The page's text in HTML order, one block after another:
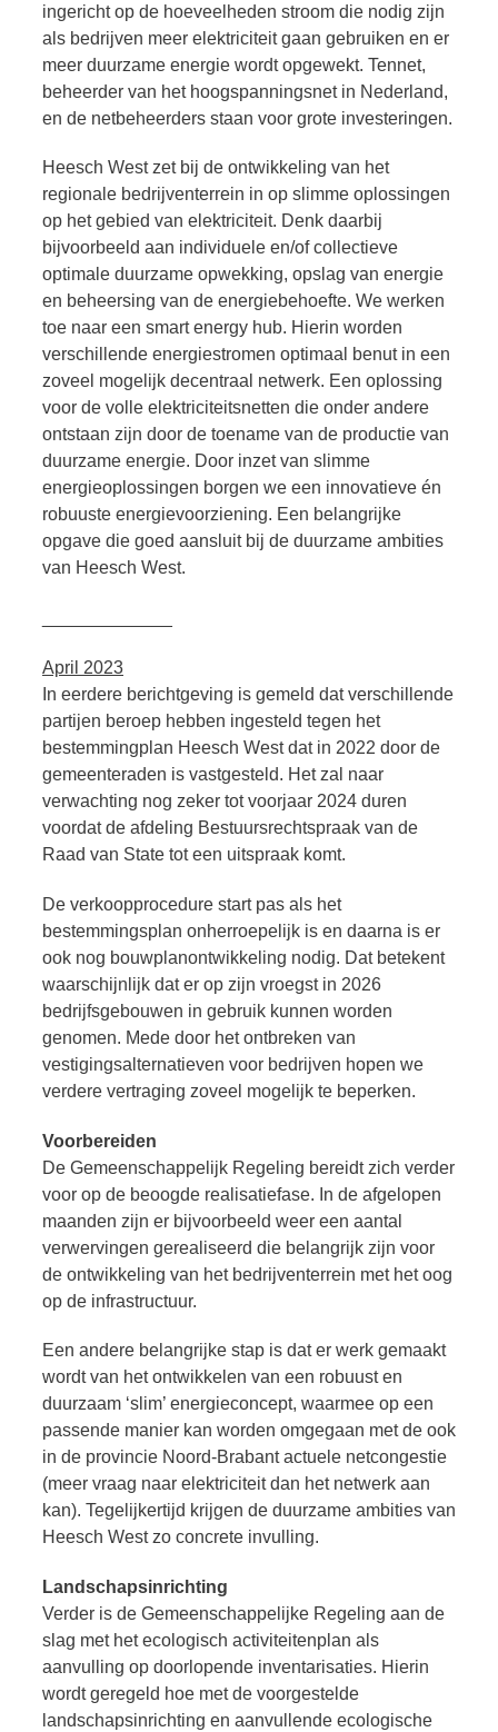
ingericht op de hoeveelheden stroom die nodig zijn
als bedrijven meer elektriciteit gaan gebruiken en er
meer duurzame energie wordt opgewekt. Tennet,
beheerder van het hoogspanningsnet in Nederland,
en de netbeheerders staan voor grote investeringen.
Heesch West zet bij de ontwikkeling van het
regionale bedrijventerrein in op slimme oplossingen
op het gebied van elektriciteit. Denk daarbij
bijvoorbeeld aan individuele en/of collectieve
optimale duurzame opwekking, opslag van energie
en beheersing van de energiebehoefte. We werken
toe naar een smart energy hub. Hierin worden
verschillende energiestromen optimaal benut in een
zoveel mogelijk decentraal netwerk. Een oplossing
voor de volle elektriciteitsnetten die onder andere
ontstaan zijn door de toename van de productie van
duurzame energie. Door inzet van slimme
energieoplossingen borgen we een innovatieve én
robuuste energievoorziening. Een belangrijke
opgave die goed aansluit bij de duurzame ambities
van Heesch West.
April 2023
In eerdere berichtgeving is gemeld dat verschillende
partijen beroep hebben ingesteld tegen het
bestemmingplan Heesch West dat in 2022 door de
gemeenteraden is vastgesteld. Het zal naar
verwachting nog zeker tot voorjaar 2024 duren
voordat de afdeling Bestuursrechtspraak van de
Raad van State tot een uitspraak komt.
De verkoopprocedure start pas als het
bestemmingsplan onherroepelijk is en daarna is er
ook nog bouwplanontwikkeling nodig. Dat betekent
waarschijnlijk dat er op zijn vroegst in 2026
bedrijfsgebouwen in gebruik kunnen worden
genomen. Mede door het ontbreken van
vestigingsalternatieven voor bedrijven hopen we
verdere vertraging zoveel mogelijk te beperken.
Voorbereiden
De Gemeenschappelijk Regeling bereidt zich verder
voor op de beoogde realisatiefase. In de afgelopen
maanden zijn er bijvoorbeeld weer een aantal
verwervingen gerealiseerd die belangrijk zijn voor
de ontwikkeling van het bedrijventerrein met het oog
op de infrastructuur.
Een andere belangrijke stap is dat er werk gemaakt
wordt van het ontwikkelen van een robuust en
duurzaam ‘slim’ energieconcept, waarmee op een
passende manier kan worden omgegaan met de ook
in de provincie Noord-Brabant actuele netcongestie
(meer vraag naar elektriciteit dan het netwerk aan
kan). Tegelijkertijd krijgen de duurzame ambities van
Heesch West zo concrete invulling.
Landschapsinrichting
Verder is de Gemeenschappelijke Regeling aan de
slag met het ecologisch activiteitenplan als
aanvulling op doorlopende inventarisaties. Hierin
wordt geregeld hoe met de voorgestelde
landschapsinrichting en aanvullende ecologische